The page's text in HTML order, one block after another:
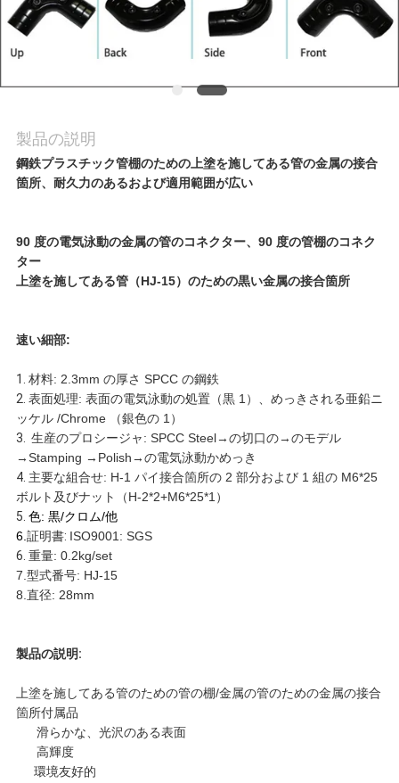
理
連
絡
く
さ
い
金
を
求
め
て
く
だ
さ
い
製品の説明
鋼鉄プラスチック管棚のための上塗を施してある管の金属の接合
箇所、耐久力のあるおよび適用範囲が広い
90 度の電気泳動の金属の管のコネクター、90 度の管棚のコネク
ター
上塗を施してある管（HJ-15）のための黒い金属の接合箇所
速い細部:
1. 材料: 2.3mm の厚さ SPCC の鋼鉄
2. 表面処理: 表面の電気泳動の処置（黒 1）、めっきされる亜鉛ニ
ッケル /Chrome （銀色の 1）
3. 生産のプロシージャ: SPCC Steel→の切口の→のモデル
→Stamping →Polish→の電気泳動かめっき
4. 主要な組合せ: H-1 パイ接合箇所の 2 部分および 1 組の M6*25
ボルト及びナット（H-2*2+M6*25*1）
5. 色: 黒/クロム/他
6.証明書: ISO9001: SGS
6. 重量: 0.2kg/set
7.型式番号: HJ-15
8.直径: 28mm
製品の説明:
上塗を施してある管のための管の棚/金属の管のための金属の接合
箇所付属品
滑らかな、光沢のある表面
高輝度
環境友好的